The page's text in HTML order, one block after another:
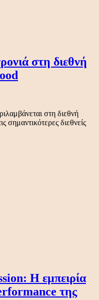
στη διεθνή
στη διεθνή
σημαντικότερες διεθνείς
Η εμπειρία
της